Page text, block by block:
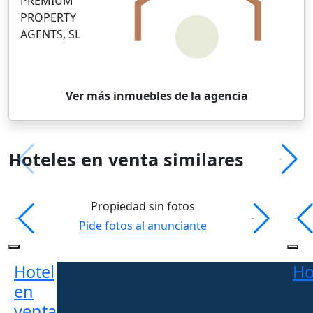
PROPERTY
AGENTS, SL
Ver más inmuebles de la agencia
Hoteles en venta similares
Propiedad sin fotos
Pide fotos al anunciante
Hotel
en